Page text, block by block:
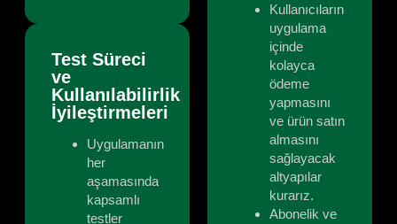
Test Süreci
ve
Kullanılabilirlik
İyileştirmeleri
Uygulamanın
her
aşamasında
kapsamlı
testler
Kullanıcıların
uygulama
içinde
kolayca
ödeme
yapmasını
ve ürün satın
almasını
sağlayacak
altyapılar
kurarız.
Abonelik ve